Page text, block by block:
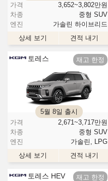
가격
3,652~3,802만원
차종
중형 SUV
엔진
가솔린 하이브리드
상세 보기
견적 내기
토레스
5월 8일 출시
가격
2,671~3,717만원
차종
중형 SUV
엔진
가솔린, LPG
상세 보기
견적 내기
토레스 HEV